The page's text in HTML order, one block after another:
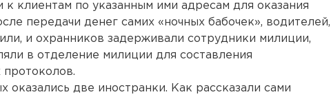
клиентам по указанным ими адресам для оказания
передачи денег самих «ночных бабочек», водителей,
и охранников задерживали сотрудники милиции,
в отделение милиции для составления
оказались две иностранки. Как рассказали сами